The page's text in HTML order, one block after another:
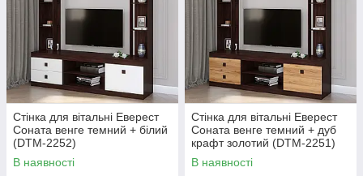
Стінка для вітальні Еверест
Соната венге темний + білий
(DTM-2252)
В наявності
Стінка для вітальні Еверест
Соната венге темний + дуб
крафт золотий (DTM-2251)
В наявності